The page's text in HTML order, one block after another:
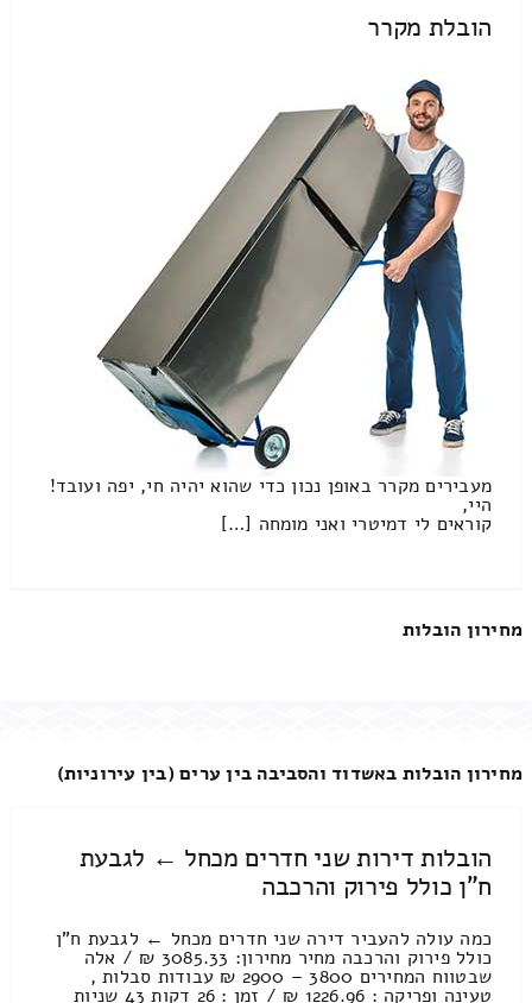
הובלת מקרר
מעבירים מקרר באופן נכון כדי שהוא יהיה חי, יפה ועובד!
היי,
קוראים לי דמיטרי ואני מומחה […]
מחירון הובלות
מחירון הובלות באשדוד והסביבה בין ערים (בין עירוניות)
הובלות דירות שני חדרים מכחל ← לגבעת
ח"ן כולל פירוק והרכבה
כמה עולה להעביר דירה שני חדרים מכחל ← לגבעת ח"ן
כולל פירוק והרכבה מחיר מחירון: 3085.33 ₪ / אלה
שבטווח המחירים 3800 – 2900 ₪ עבודות סבלות ,
טעינה ופריקה : 1226.96 ₪ / זמן : 26 דקות 43 שניות